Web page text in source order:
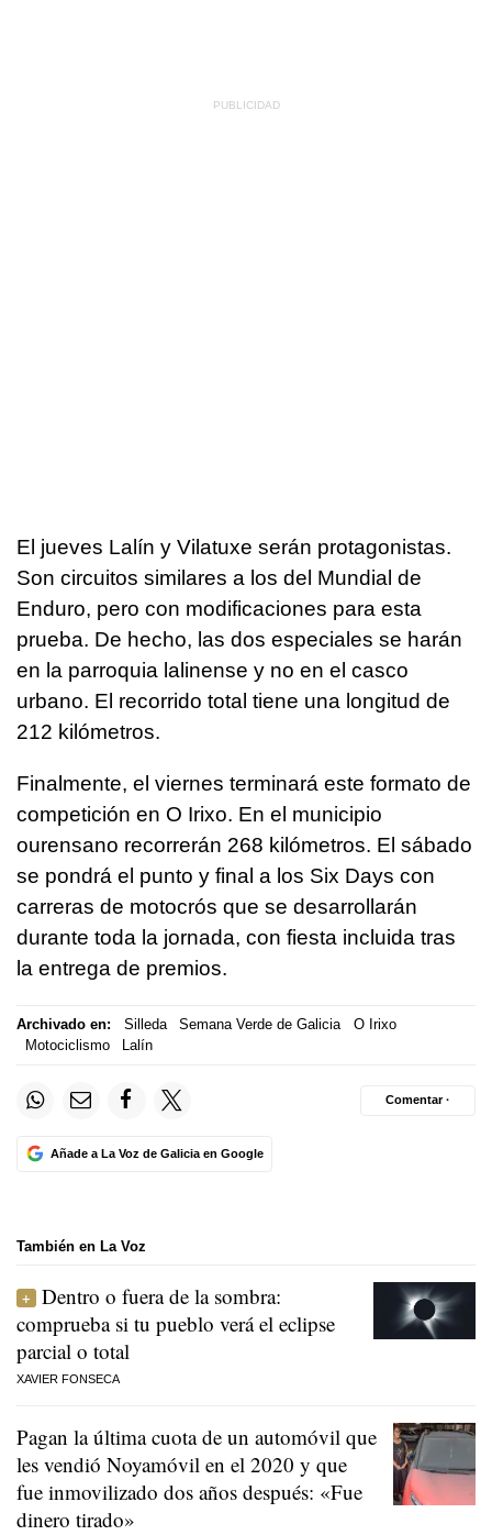
El jueves Lalín y Vilatuxe serán protagonistas.
Son circuitos similares a los del Mundial de
Enduro, pero con modificaciones para esta
prueba. De hecho, las dos especiales se harán
en la parroquia lalinense y no en el casco
urbano. El recorrido total tiene una longitud de
212 kilómetros.
Finalmente, el viernes terminará este formato de
competición en O Irixo. En el municipio
ourensano recorrerán 268 kilómetros. El sábado
se pondrá el punto y final a los Six Days con
carreras de motocrós que se desarrollarán
durante toda la jornada, con fiesta incluida tras
la entrega de premios.
Archivado en: Silleda Semana Verde de Galicia
O Irixo
Motociclismo
Lalín
Añade a La Voz de Galicia en Google
Comentar ·
También en La Voz
Dentro o fuera de la sombra:
comprueba si tu pueblo verá el eclipse
parcial o total
XAVIER FONSECA
Pagan la última cuota de un automóvil que
les vendió Noyamóvil en el 2020 y que
fue inmovilizado dos años después: «Fue
dinero tirado»